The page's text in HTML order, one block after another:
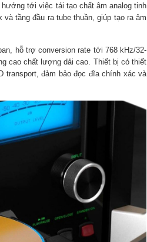
tới việc tái tạo chất âm analog tinh
tầng đầu ra tube thuần, giúp tạo ra âm
hỗ trợ conversion rate tới 768 kHz/32-
cao chất lượng dải cao. Thiết bị có thiết
transport, đảm bảo đọc đĩa chính xác và